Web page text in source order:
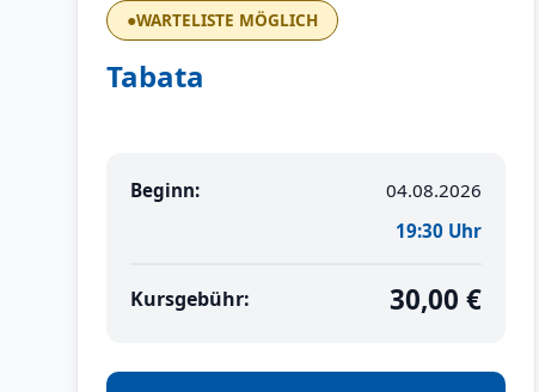
●WARTELISTE MÖGLICH
Tabata
Beginn:
04.08.2026
19:30 Uhr
Kursgebühr: 30,00 €